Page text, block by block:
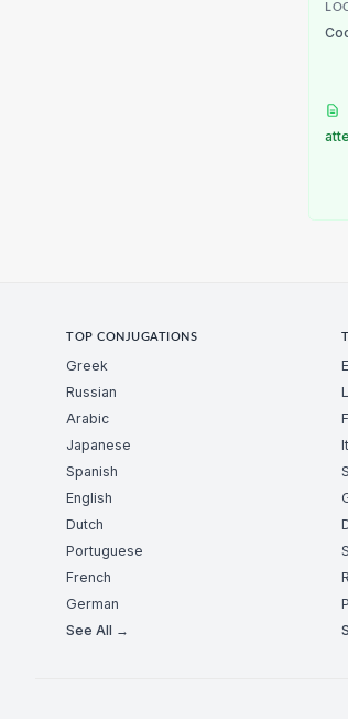
TOP CONJUGATIONS
Greek
Russian
Arabic
Japanese
Spanish
English
Dutch
Portuguese
French
German
See All →